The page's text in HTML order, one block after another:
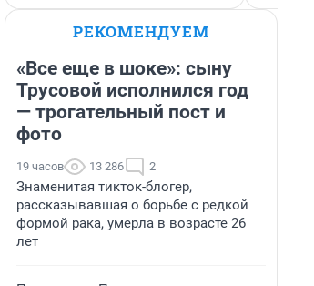
РЕКОМЕНДУЕМ
«Все еще в шоке»: сыну
Трусовой исполнился год
— трогательный пост и
фото
19 часов 13 286 2
Знаменитая тикток-блогер,
рассказывавшая о борьбе с редкой
формой рака, умерла в возрасте 26
лет